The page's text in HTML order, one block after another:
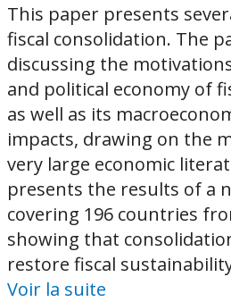
This paper presents
fiscal consolidation. The
discussing the
and political economy of
as well as its
impacts, drawing on the
very large economic
presents the results of a
covering 196 countries
showing that
restore fiscal
Voir la suite